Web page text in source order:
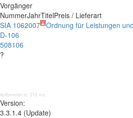
Vorgänger
NummerJahrTitelPreis / Lieferart
SIA 106
D-106
508106
?
2007 Ordnung für Leistungen
Aufbereitet in: 212 ms;
Version:
3.3.1.4 (Update)